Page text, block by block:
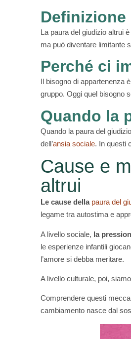
Definizione
La paura del giudizio altrui è
ma può diventare limitante
Perché ci
Il bisogno di appartenenza
gruppo. Oggi quel bisogno
Quando la
Quando la paura del
dell’ansia sociale. In questi
Cause e
altrui
Le cause dellapaura del
legame tra autostima e
A livello sociale, la
le esperienze infantili
l’amore si debba meritare.
A livello culturale, poi,
Comprendere questi
cambiamento nasce dal